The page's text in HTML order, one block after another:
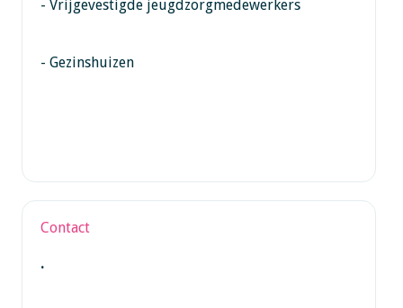
- Vrijgevestigde jeugdzorgmedewerkers
- Gezinshuizen
Contact
.